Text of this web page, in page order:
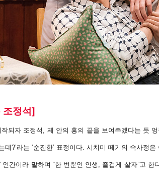
조정석]
되자 조정석, 제 안의 흥의 끝을 보여주겠다는 듯
?’라는 ‘순진한’ 표정이다. 시치미 떼기의 속사정은
인간이라 말하며 “한 번뿐인 인생, 즐겁게 살자”고 한